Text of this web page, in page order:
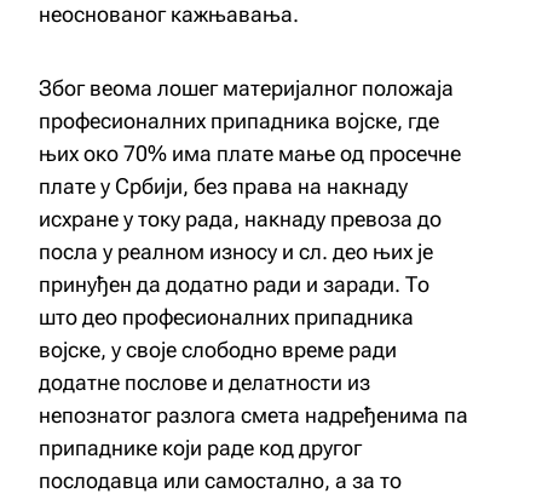
неоснованог кажњавања.
Због веома лошег материјалногположаја
професионалних припадника војске, где
њих око 70% има плате мање од просечне
плате у Србији, без права на накнаду
исхране у току рада, накнаду превоза до
посла у реалном износу и сл. део њих је
принуђен да додатно ради и заради. То
што део професионалних припадника
војске, у своје слободно време ради
додатне послове и делатности из
непознатог разлога смета надређенима па
припаднике који раде код другог
послодавца или самостално, а за то